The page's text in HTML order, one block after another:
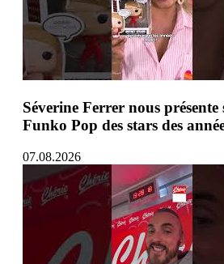
Séverine Ferrer nous présente
Funko Pop des stars des
07.08.2026